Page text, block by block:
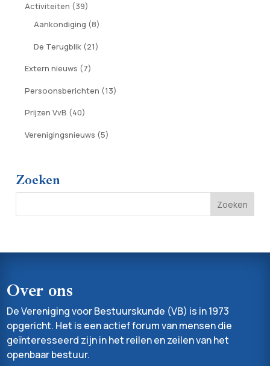
Activiteiten (39)
Aankondiging (8)
De Terugblik (21)
Extern nieuws (7)
Persoonsberichten (13)
Prijzen VvB (40)
Verenigingsnieuws (5)
Zoeken
Over ons
De Vereniging voor Bestuurskunde (VB) is in 1973
opgericht. Het is een actief forum van mensen die
geïnteresseerd zijn in het reilen en zeilen van het
openbaar bestuur.